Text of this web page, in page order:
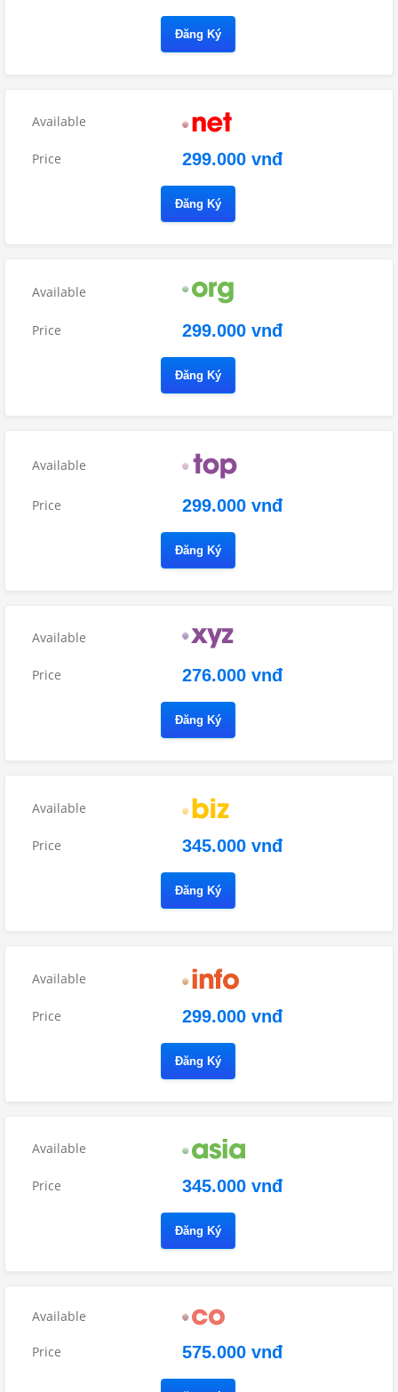
Đăng Ký
299.000 vnđ
Đăng Ký
299.000 vnđ
Đăng Ký
299.000 vnđ
Đăng Ký
276.000 vnđ
Đăng Ký
345.000 vnđ
Đăng Ký
299.000 vnđ
Đăng Ký
345.000 vnđ
Đăng Ký
575.000 vnđ